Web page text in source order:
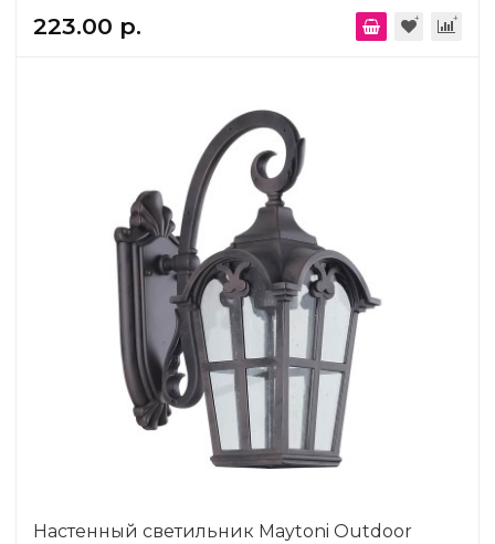
223.00 р.
Настенный светильник Maytoni Outdoor